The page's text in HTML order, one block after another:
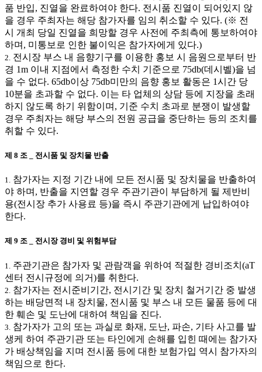
품 반입, 진열을 완료하여야 한다. 전시품 진열이 되어있지 않
을 경우 주최자는 해당 참가자를 임의 취소할 수 있다. (※ 전
시 개최 당일 진열을 희망할 경우 사전에 주최측에 통보하여야
하며, 미통보로 인한 불이익은 참가자에게 있다.)
2. 전시장 부스 내 음향기구를 이용한 홍보 시 음원으로부터 반
경 1m 이내 지점에서 측정한 수치 기준으로 75db(데시벨)을 넘
을 수 없다. 65db이상 75db미만의 음향 홍보 활동은 1시간 당
10분을 초과할 수 없다. 이는 타 업체의 상담 등에 지장을 초래
하지 않도록 하기 위함이며, 기준 수치 초과로 분쟁이 발생할
경우 주최자는 해당 부스의 전원 공급을 중단하는 등의 조치를
취할 수 있다.
제 8 조 _ 전시품 및 장치물 반출
1. 참가자는 지정 기간 내에 모든 전시품 및 장치물을 반출하여
야 하며, 반출을 지연할 경우 주관기관이 부담하게 될 제반비
용(전시장 추가 사용료 등)을 즉시 주관기관에게 납입하여야
한다.
제 9 조 _ 전시장 경비 및 위험부담
1.
주관기관은 참가자 및 관람객을 위하여 적절한 경비조치(aT
센터 전시규정에 의거)를 취한다.
2. 참가자는 전시준비기간, 전시기간 및 장치 철거기간 중 발생
하는 배당면적 내 장치물, 전시품 및 부스 내 모든 물품 등에 대
한 훼손 및 도난에 대하여 책임을 진다.
3. 참가자가 고의 또는 과실로 화재, 도난, 파손, 기타 사고를 발
생케 하여 주관기관 또는 타인에게 손해를 입힌 때에는 참가자
가 배상책임을 지며 전시품 등에 대한 보험가입 역시 참가자의
책임으로 한다.